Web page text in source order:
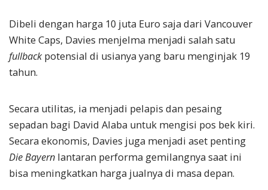
Dibeli dengan harga 10 juta Euro saja dari Vancouver
White Caps, Davies menjelma menjadi salah satu
fullbackpotensial di usianya yang baru menginjak 19
tahun.
Secara utilitas, ia menjadi pelapis dan pesaing
sepadan bagi David Alaba untuk mengisi pos bek kiri.
Secara ekonomis, Davies juga menjadi aset penting
Die Bayern lantaran performa gemilangnya saat ini
bisa meningkatkan harga jualnya di masa depan.